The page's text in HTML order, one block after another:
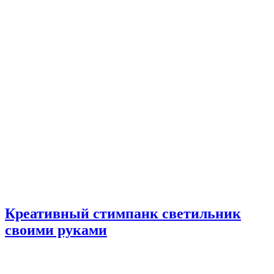
Креативный стимпанк светильник
своими руками